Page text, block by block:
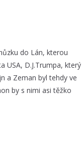
do Lán, kterou
USA, D.J.Trumpa, který
a Zeman byl tehdy ve
by s nimi asi těžko